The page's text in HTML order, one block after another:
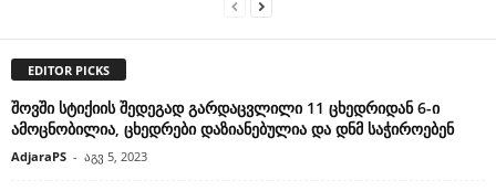
EDITOR PICKS
შოვში სტიქიის შედეგად გარდაცვლილი 11 ცხედრიდან 6-ი
ამოცნობილია, ცხედრები დაზიანებულია და დნმ საჭიროებენ
AdjaraPS - აგვ 5, 2023